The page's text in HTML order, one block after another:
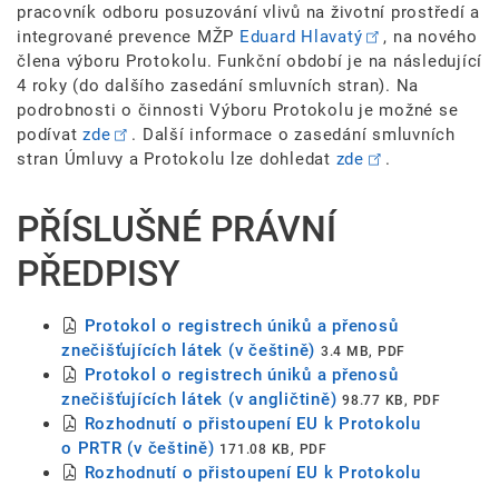
pracovník odboru posuzování vlivů na životní prostředí a
integrované prevence MŽP Eduard Hlavatý
, na nového
člena výboru Protokolu. Funkční období je na následující
4 roky (do dalšího zasedání smluvních stran). Na
podrobnosti o činnosti Výboru Protokolu je možné se
podívat zde
. Další informace o zasedání smluvních
stran Úmluvy a Protokolu lze dohledat zde .
PŘÍSLUŠNÉ PRÁVNÍ
PŘEDPISY
Protokol o registrech úniků a přenosů
znečišťujících látek (v češtině) 3.4 MB, PDF
Protokol o registrech úniků a přenosů
znečišťujících látek (v angličtině) 98.77 KB, PDF
Rozhodnutí o přistoupení EU k Protokolu
o PRTR (v češtině) 171.08 KB, PDF
Rozhodnutí o přistoupení EU k Protokolu